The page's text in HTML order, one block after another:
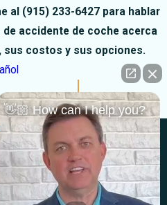
al (915) 233-6427para hablar
de accidente de coche acerca
sus costos y sus opciones.
Next Post
Links
Our Firm
FAQs
Blog
Locations
El Paso Office
501 E. Nevada Ave
El Paso, TX 79902
👋🏼 How can I help you?